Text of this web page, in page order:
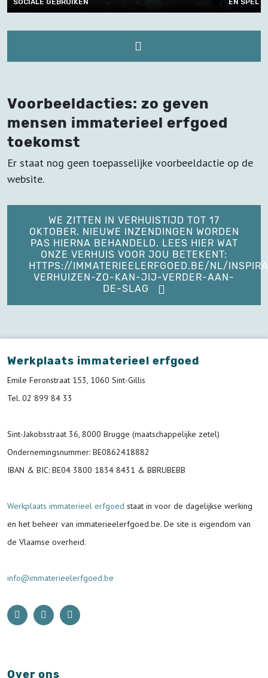
SOCIALE GEBRUIKEN EN SPEL
Voorbeeldacties: zo geven
mensen immaterieel erfgoed
toekomst
Er staat nog geen toepasselijke voorbeeldactie op de
website.
WE ZITTEN IN VERHUISTIJD TOT 17
OKTOBER. NIEUWE INZENDINGEN WORDEN
PAS HIERNA BEHANDELD. LEES HIER WAT
ONZE VERHUIS VOOR JOU BETEKENT:
HTTPS://IMMATERIEELERFGOED.BE/NL/
VERHUIZEN-ZO-KAN-JIJ-VERDER-AAN-
DE-SLAG
Werkplaats immaterieel erfgoed
Emile Feronstraat 153, 1060 Sint-Gillis
Tel. 02 899 84 33
Sint-Jakobsstraat 36, 8000 Brugge (maatschappelijke zetel)
Ondernemingsnummer: BE0862418882
IBAN & BIC: BE04 3800 1834 8431 & BBRUBEBB
Werkplaats immaterieel erfgoed staat in voor de dagelijkse werking
en het beheer van immaterieelerfgoed.be. De site is eigendom van
de Vlaamse overheid.
info@immaterieelerfgoed.be
Over ons